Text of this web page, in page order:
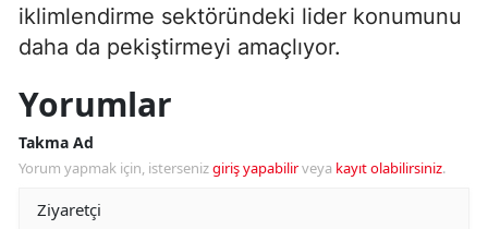
iklimlendirme sektöründeki lider konumunu
daha da pekiştirmeyi amaçlıyor.
Yorumlar
Takma Ad
Yorum yapmak için, istersenizgiriş yapabilirveya kayıt olabilirsiniz.